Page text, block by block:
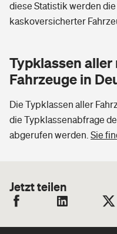
diese Statistik werden
kaskoversicherter
Typklassen
Fahrzeuge in
Die Typklassen aller
die Typklassenabfrage
abgerufen werden. Sie
Jetzt teilen